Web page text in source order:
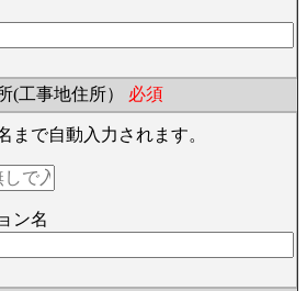
(工事地住所） 必須
で自動入力されます。
ン名